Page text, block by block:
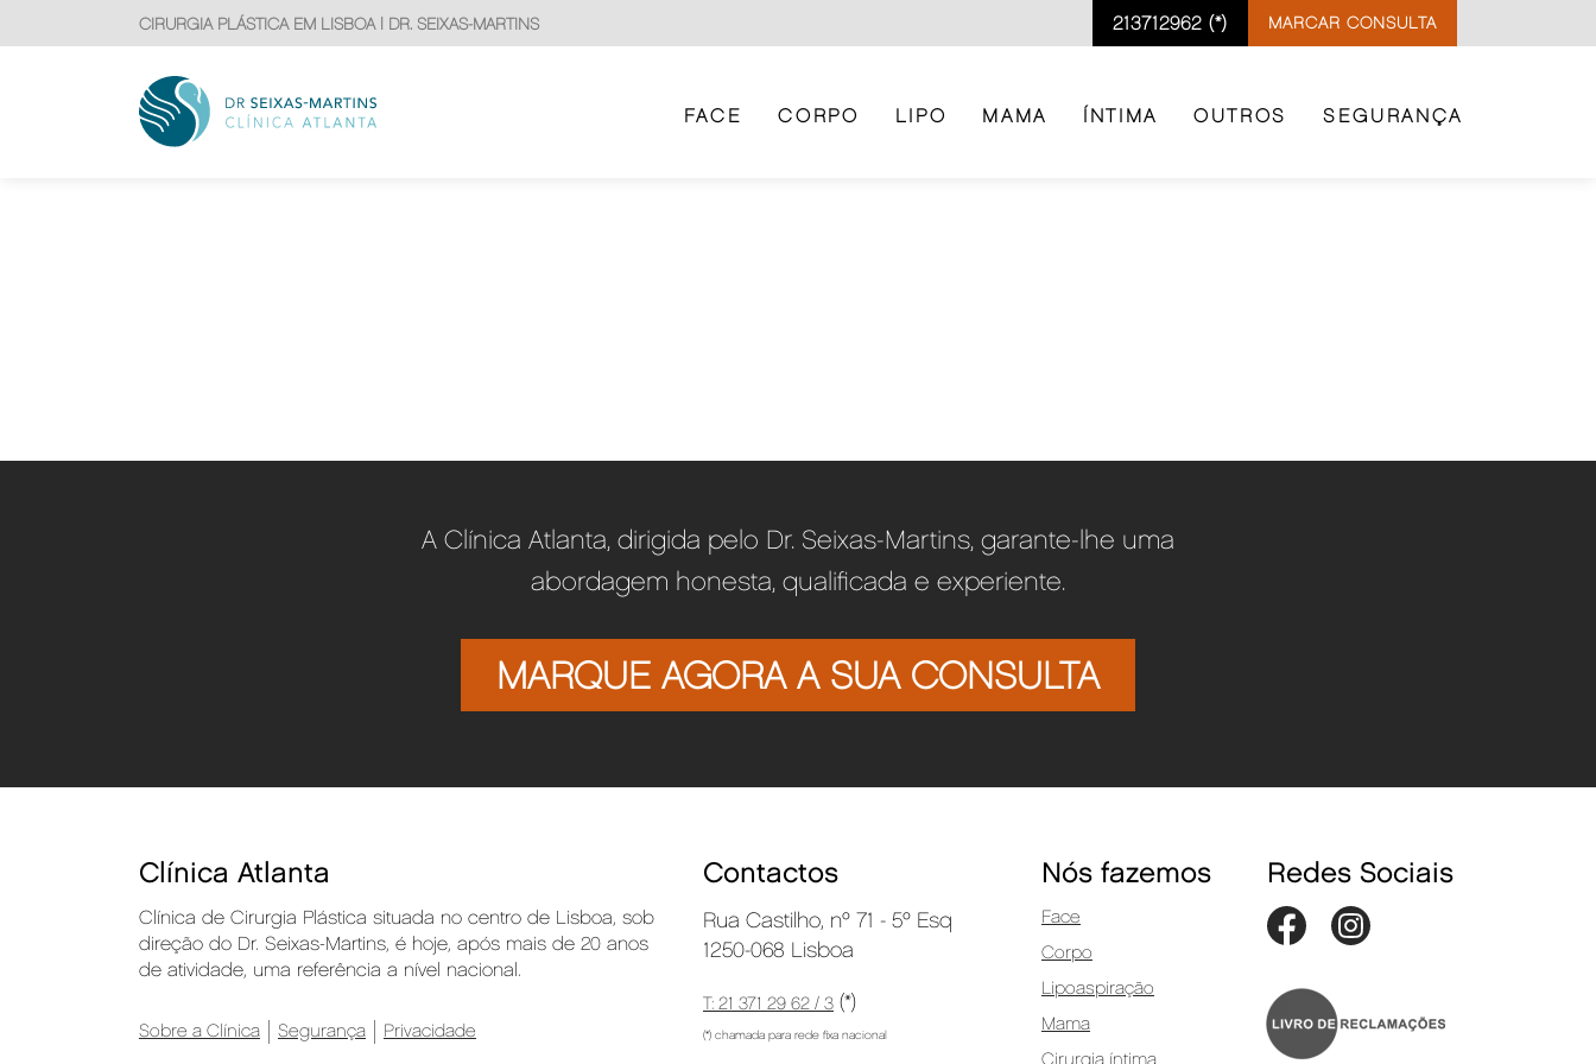
CIRURGIA PLÁSTICA EM LISBOA | DR. SEIXAS-MARTINS MARCAR CONSULTA
213712962 (*)
FACE CORPO LIPO MAMA ÍNTIMA OUTROS SEGURANÇA
A Clínica Atlanta, dirigida pelo Dr. Seixas-Martins, garante-lhe uma
abordagem honesta, qualificada e experiente.
MARQUE AGORA A SUA CONSULTA
Clínica Atlanta
Clínica de Cirurgia Plástica situada no centro de Lisboa, sob
direção do Dr. Seixas-Martins, é hoje, após mais de 20 anos
de atividade, uma referência a nível nacional.
Sobre a Clínica Segurança Privacidade
Contactos
Rua Castilho, nº 71 - 5º Esq
1250-068 Lisboa
T: 21 371 29 62 / 3 (*)
(*) chamada para rede fixa nacional
Nós fazemos
Face
Corpo
Lipoaspiração
Mama
Redes Sociais